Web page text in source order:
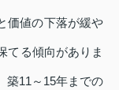
価値の下落が緩や
てる傾向がありま
築11～15年までの